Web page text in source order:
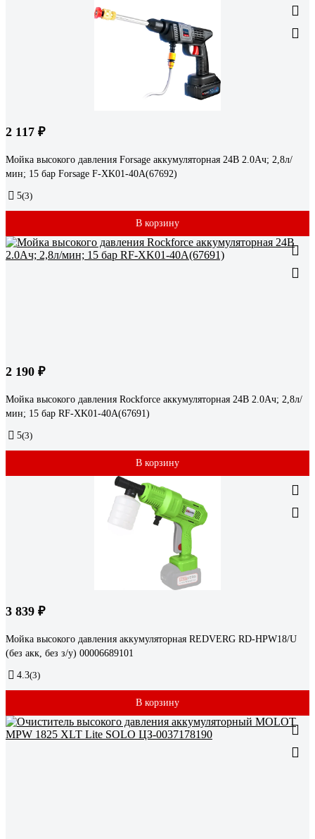
2 117 ₽
Мойка высокого давления Forsage аккумуляторная 24В 2.0Ач; 2,8л/
мин; 15 бар Forsage F-XK01-40A(67692)
5(3)
В корзину
2 190 ₽
Мойка высокого давления Rockforce аккумуляторная 24В 2.0Ач; 2,8л/
мин; 15 бар RF-XK01-40A(67691)
5(3)
В корзину
3 839 ₽
Мойка высокого давления аккумуляторная REDVERG RD-HPW18/U
(без акк, без з/у) 00006689101
4.3(3)
В корзину